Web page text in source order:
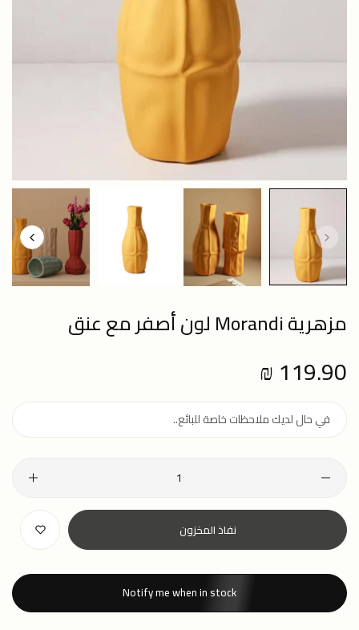
مزهرية Morandi لون أصفر مع عنق
Regular
price
119.90 ₪
نفاذ المخزون
Notify me when in stock